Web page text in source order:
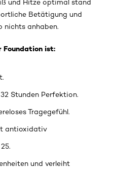
und Hitze optimal stand
Betätigung und
nichts anhaben.
Foundation ist:
Stunden Perfektion.
Tragegefühl.
antioxidativ
und verleiht